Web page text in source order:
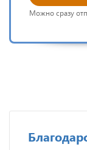
Можно сразу